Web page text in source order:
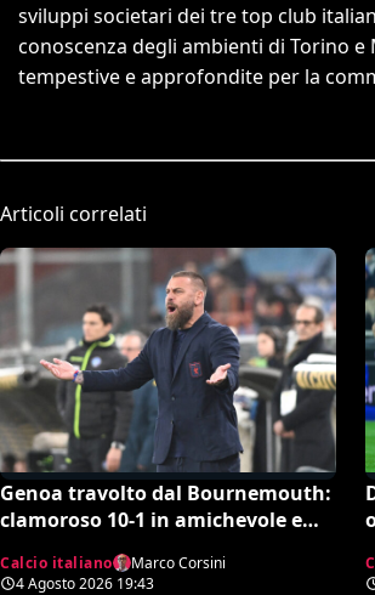
sviluppi societari dei tre top club
conoscenza degli ambienti di Torino
tempestive e approfondite per la
Articoli correlati
Genoa travolto dal Bournemouth:
clamoroso 10-1 in amichevole e
Calcio italiano
Marco Corsini
4 Agosto 2026 19:43